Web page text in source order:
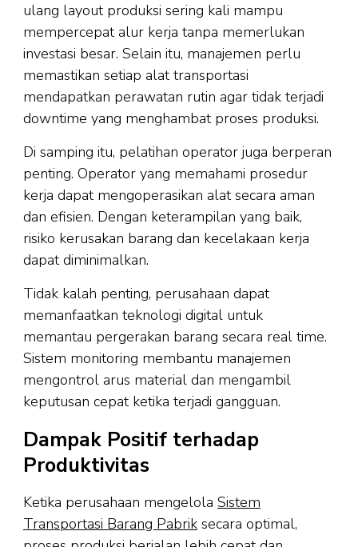
ulang layout produksi sering kali mampu
mempercepat alur kerja tanpa memerlukan
investasi besar. Selain itu, manajemen perlu
memastikan setiap alat transportasi
mendapatkan perawatan rutin agar tidak terjadi
downtime yang menghambat proses produksi.
Di samping itu, pelatihan operator juga berperan
penting. Operator yang memahami prosedur
kerja dapat mengoperasikan alat secara aman
dan efisien. Dengan keterampilan yang baik,
risiko kerusakan barang dan kecelakaan kerja
dapat diminimalkan.
Tidak kalah penting, perusahaan dapat
memanfaatkan teknologi digital untuk
memantau pergerakan barang secara real time.
Sistem monitoring membantu manajemen
mengontrol arus material dan mengambil
keputusan cepat ketika terjadi gangguan.
Dampak Positif terhadap
Produktivitas
Ketika perusahaan mengelola Sistem
Transportasi Barang Pabrik secara optimal,